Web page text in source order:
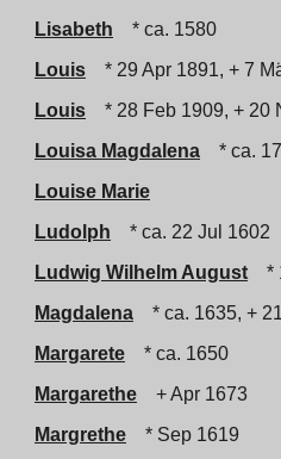
Lisabeth
* ca. 1580
Louis
* 29 Apr 1891, + 7
Louis
* 28 Feb 1909, + 20
Louisa Magdalena
* ca.
Louise Marie
Ludolph
* ca. 22 Jul 1602
Ludwig Wilhelm August
*
Magdalena
* ca. 1635, +
Margarete
* ca. 1650
Margarethe
+ Apr 1673
Margrethe
* Sep 1619